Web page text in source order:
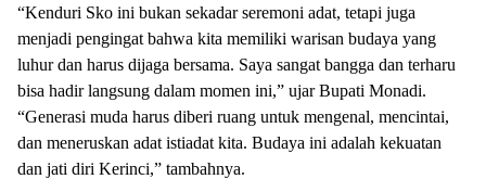
“Kenduri Sko ini bukan sekadar seremoni adat, tetapi juga
menjadi pengingat bahwa kita memiliki warisan budaya yang
luhur dan harus dijaga bersama. Saya sangat bangga dan terharu
bisa hadir langsung dalam momen ini,” ujar Bupati Monadi.
“Generasi muda harus diberi ruang untuk mengenal, mencintai,
dan meneruskan adat istiadat kita. Budaya ini adalah kekuatan
dan jati diri Kerinci,” tambahnya.